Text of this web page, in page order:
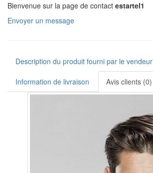
Bienvenue sur la page de contact estartel1
Envoyer un message
Description du produit fourni par le vendeur
Information de livraison Avis clients (0)